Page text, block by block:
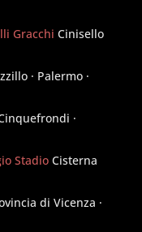
Gracchi Cinisello
· Palermo ·
·
Stadio Cisterna
di Vicenza ·